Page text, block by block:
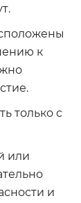
к
только с
или
и